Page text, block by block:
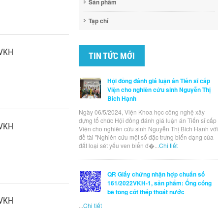
Sản phẩm
Tạp chí
TIN TỨC MỚI
Hội đồng đánh giá luận án Tiến sĩ cấp
Viện cho nghiên cứu sinh Nguyễn Thị
Bích Hạnh
Ngày 06/5/2024, Viện Khoa học công nghệ xây
dựng tổ chức Hội đồng đánh giá luận án Tiến sĩ cấp
Viện cho nghiên cứu sinh Nguyễn Thị Bích Hạnh với
đề tài "Nghiên cứu một số đặc trưng biến dạng của
đất loại sét yếu ven biển đ�...Chi tiết
QR Giấy chứng nhận hợp chuẩn số
161/2022VKH-1, sản phẩm: Ống cống
bê tông cốt thép thoát nước
...Chi tiết